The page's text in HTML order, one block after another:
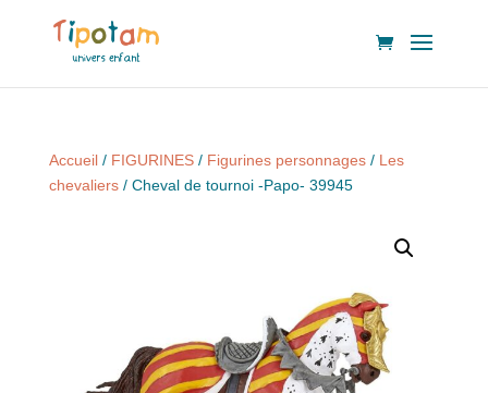
Accueil/ FIGURINES/ Figurines personnages/ Les
chevaliers/ Cheval de tournoi -Papo- 39945